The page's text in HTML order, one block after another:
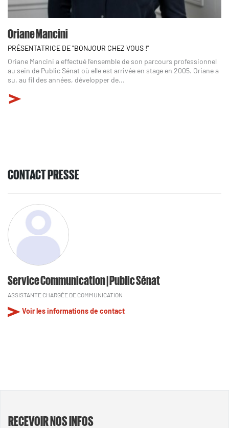
Oriane Mancini
PRÉSENTATRICE DE "BONJOUR CHEZ VOUS !"
Oriane Mancini a effectué l’ensemble de son parcours professionnel
au sein de Public Sénat où elle est arrivée en stage en 2005. Oriane a
su, au fil des années, développer de...
CONTACT PRESSE
Service Communication | Public Sénat
ASSISTANTE CHARGÉE DE COMMUNICATION
Voir les informations de contact
RECEVOIR NOS INFOS